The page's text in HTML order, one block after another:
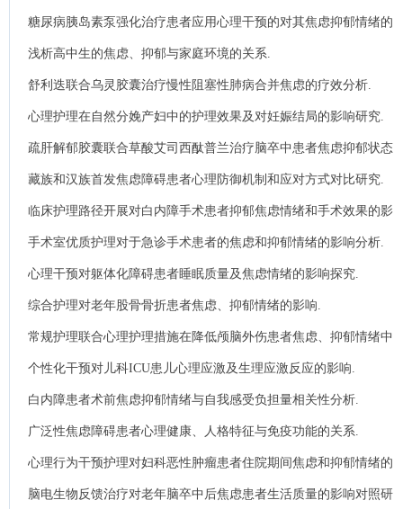
活能力的影响.
糖尿病胰岛素泵强化治疗患者应用心理干预的对其焦虑抑郁情绪的
影响.
浅析高中生的焦虑、抑郁与家庭环境的关系.
舒利迭联合乌灵胶囊治疗慢性阻塞性肺病合并焦虑的疗效分析.
心理护理在自然分娩产妇中的护理效果及对妊娠结局的影响研究.
疏肝解郁胶囊联合草酸艾司西酞普兰治疗脑卒中患者焦虑抑郁状态
的疗效观察.
藏族和汉族首发焦虑障碍患者心理防御机制和应对方式对比研究.
临床护理路径开展对白内障手术患者抑郁焦虑情绪和手术效果的影
响.
手术室优质护理对于急诊手术患者的焦虑和抑郁情绪的影响分析.
心理干预对躯体化障碍患者睡眠质量及焦虑情绪的影响探究.
综合护理对老年股骨骨折患者焦虑、抑郁情绪的影响.
常规护理联合心理护理措施在降低颅脑外伤患者焦虑、抑郁情绪中
的应用.
个性化干预对儿科ICU患儿心理应激及生理应激反应的影响.
白内障患者术前焦虑抑郁情绪与自我感受负担量相关性分析.
广泛性焦虑障碍患者心理健康、人格特征与免疫功能的关系.
心理行为干预护理对妇科恶性肿瘤患者住院期间焦虑和抑郁情绪的
影响分析.
脑电生物反馈治疗对老年脑卒中后焦虑患者生活质量的影响对照研